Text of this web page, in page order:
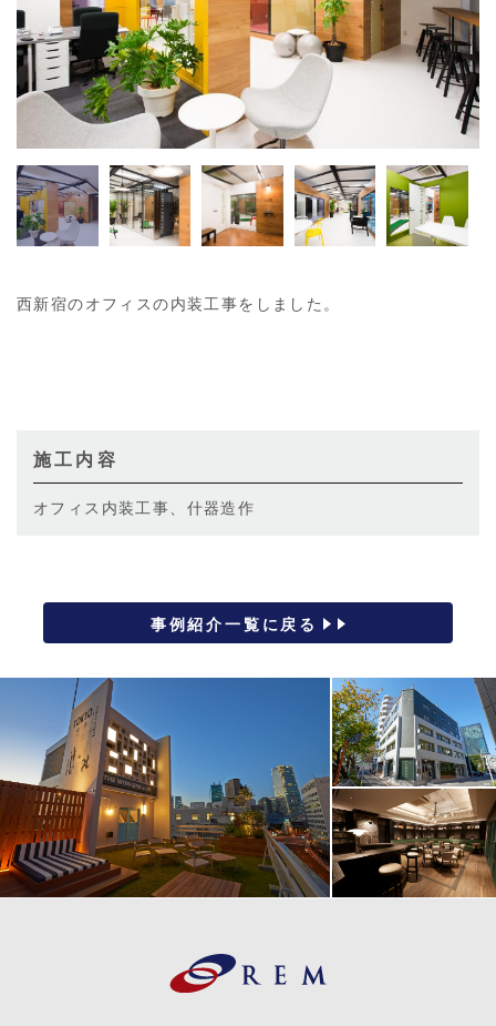
西新宿のオフィスの内装工事をしました。
施工内容
オフィス内装工事、什器造作
事例紹介一覧に戻る